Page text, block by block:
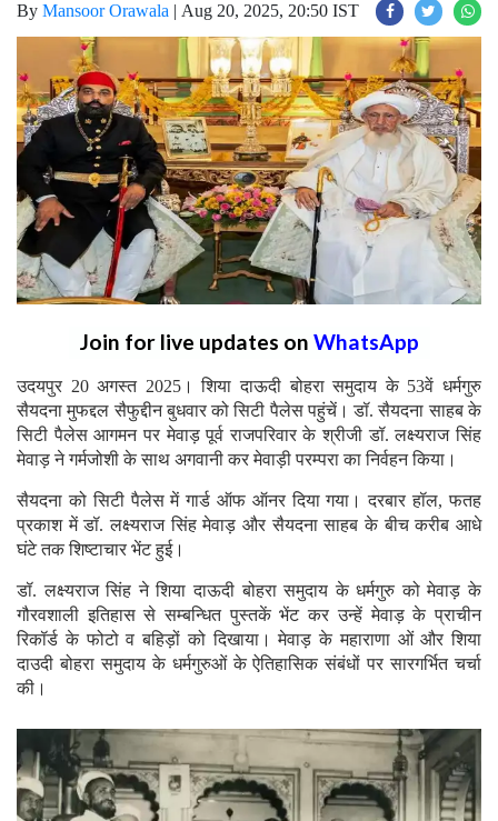
By Mansoor Orawala | Aug 20, 2025, 20:50 IST
Join for live updates on WhatsApp
उदयपुर 20 अगस्त 2025। शिया दाऊदी बोहरा समुदाय के 53वें धर्मगुरु
सैयदना मुफद्दल सैफुद्दीन बुधवार को सिटी पैलेस पहुंचें। डॉ. सैयदना साहब के
सिटी पैलेस आगमन पर मेवाड़ पूर्व राजपरिवार के श्रीजी डॉ. लक्ष्यराज सिंह
मेवाड़ ने गर्मजोशी के साथ अगवानी कर मेवाड़ी परम्परा का निर्वहन किया।
सैयदना को सिटी पैलेस में गार्ड ऑफ ऑनर दिया गया। दरबार हॉल, फतह
प्रकाश में डॉ. लक्ष्यराज सिंह मेवाड़ और सैयदना साहब के बीच करीब आधे
घंटे तक शिष्टाचार भेंट हुई।
डॉ. लक्ष्यराज सिंह ने शिया दाऊदी बोहरा समुदाय के धर्मगुरु को मेवाड़ के
गौरवशाली इतिहास से सम्बन्धित पुस्तकें भेंट कर उन्हें मेवाड़ के प्राचीन
रिकॉर्ड के फोटो व बहिड़ों को दिखाया। मेवाड़ के महाराणा ओं और शिया
दाउदी बोहरा समुदाय के धर्मगुरुओं के ऐतिहासिक संबंधों पर सारगर्भित चर्चा
की।